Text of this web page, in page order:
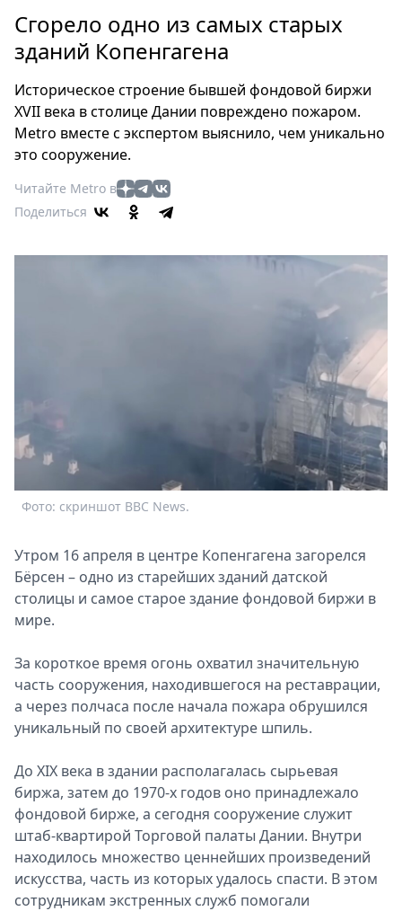
Россия
Мир
Еда
Туризм
Мода
Театр
Кино
Афиша
Книги
2026
Скачай
Сгорело одно из самых старых
зданий Копенгагена
Историческое строение бывшей фондовой биржи
XVII века в столице Дании повреждено пожаром.
Metro вместе с экспертом выяснило, чем уникально
это сооружение.
Читайте Metro в
Поделиться
Фото: скриншот BBC News.
Утром 16 апреля в центре Копенгагена загорелся
Бёрсен – одно из старейших зданий датской
столицы и самое старое здание фондовой биржи в
мире.
За короткое время огонь охватил значительную
часть сооружения, находившегося на реставрации,
а через полчаса после начала пожара обрушился
уникальный по своей архитектуре шпиль.
До XIX века в здании располагалась сырьевая
биржа, затем до 1970-х годов оно принадлежало
фондовой бирже, а сегодня сооружение служит
штаб-квартирой Торговой палаты Дании. Внутри
находилось множество ценнейших произведений
искусства, часть из которых удалось спасти. В этом
сотрудникам экстренных служб помогали